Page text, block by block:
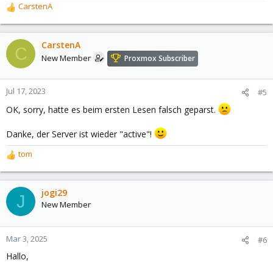
R
e
a
c
t
o
n
s
:
CarstenA
C CarstenA
New Member Proxmox Subscriber
Jul 17, 2023 #5
OK, sorry, hatte es beim ersten Lesen falsch geparst.
Danke, der Server ist wieder "active"!
R
e
a
c
t
o
n
:
tom
J jogi29
New Member
Mar 3, 2025 #6
Hallo,